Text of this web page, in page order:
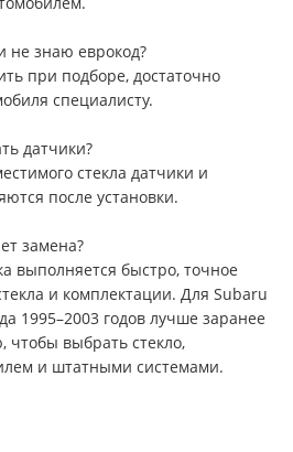
не знаю еврокод?
при подборе, достаточно
специалисту.
датчики?
стекла датчики и
после установки.
замена?
выполняется быстро, точное
и комплектации. Для Subaru
1995–2003 годов лучше заранее
чтобы выбрать стекло,
и штатными системами.